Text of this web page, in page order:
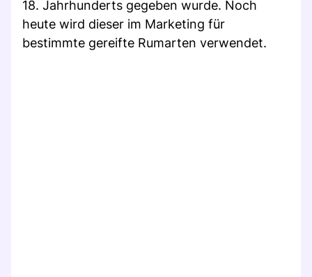
18. Jahrhunderts gegeben wurde. Noch
heute wird dieser im Marketing für
bestimmte gereifte Rumarten verwendet.